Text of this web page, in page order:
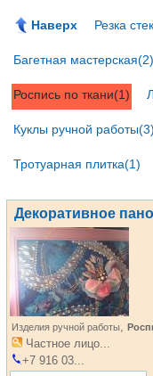
Наверх Резка
Багетная мастерская(2)
Роспись по ткани(1)
Куклы ручной работы(3)
Тротуарная плитка(1)
Декоративное пано
Изделия ручной работы,
Частное лицо...
+7 916 03...